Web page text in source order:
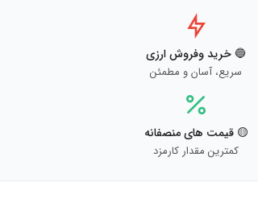
🔵 خرید وفروش ارزی
سریع، آسان و مطمئن
🟡 قیمت های منصفانه
کمترین مقدار کارمزد